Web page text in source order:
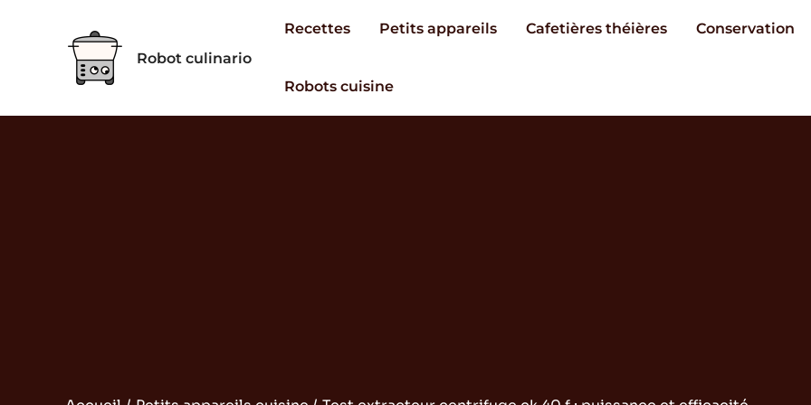
Robot culinario
Recettes Petits appareils Cafetières théières Conservation
Robots cuisine